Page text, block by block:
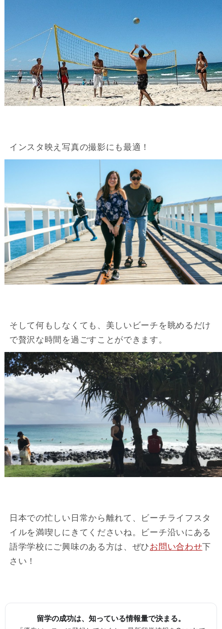
インスタ映え写真の撮影にも最適！
そして何もしなくても、美しいビーチを眺めるだけ
で贅沢な時間を過ごすことができます。
日本での忙しい日常から離れて、ビーチライフスタ
イルを満喫しにきてくださいね。ビーチ沿いにある
語学学校にご興味のある方は、ぜひお問い合わせ下
さい！
留学の成功は、知っている情報量で決まる。